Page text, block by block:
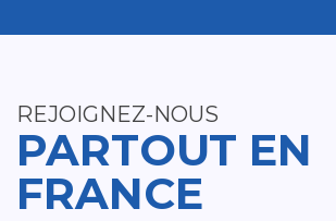
REJOIGNEZ-NOUS
PARTOUT EN
FRANCE